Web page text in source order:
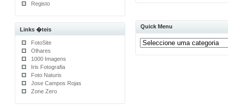
Registo
Links �teis
FotoSite
Olhares
1000 Imagens
Iris Fotografia
Foto Naturis
Jose Campos Rojas
Zone Zero
Quick Menu